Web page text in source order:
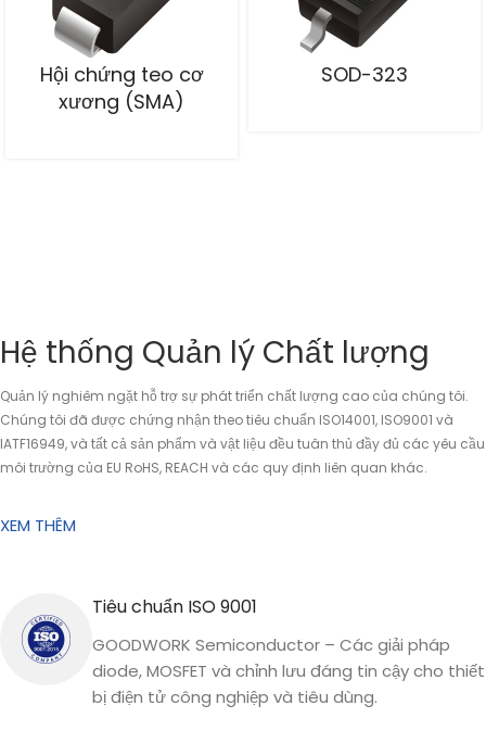
Hội chứng teo cơ
xương (SMA)
SOD-323
Hệ thống Quản lý Chất lượng
Quản lý nghiêm ngặt hỗ trợ sự phát triển chất lượng cao của chúng tôi.
Chúng tôi đã được chứng nhận theo tiêu chuẩn ISO14001, ISO9001 và
IATF16949, và tất cả sản phẩm và vật liệu đều tuân thủ đầy đủ các yêu cầu
môi trường của EU RoHS, REACH và các quy định liên quan khác.
XEM THÊM
Tiêu chuẩn ISO 9001
GOODWORK Semiconductor – Các giải pháp
diode, MOSFET và chỉnh lưu đáng tin cậy cho thiết
bị điện tử công nghiệp và tiêu dùng.